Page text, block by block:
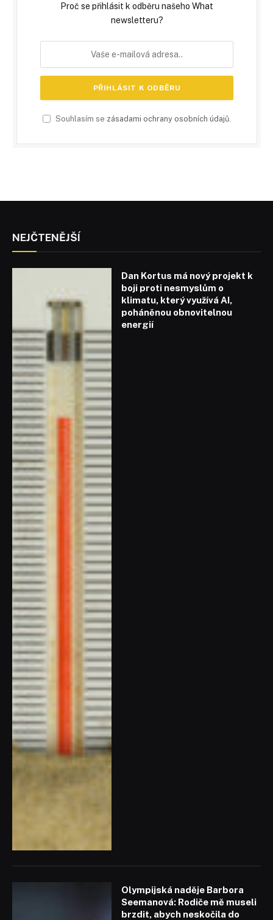
Proč se přihlásit k odběru našeho What
newsletteru?
Souhlasím se zásadami ochrany osobních údajů.
NEJČTENĚJŠÍ
Dan Kortus má nový projekt k
boji proti nesmyslům o
klimatu, který využívá AI,
poháněnou obnovitelnou
energií
Olympijská naděje Barbora
Seemanová: Rodiče mě museli
brzdit, abych neskočila do